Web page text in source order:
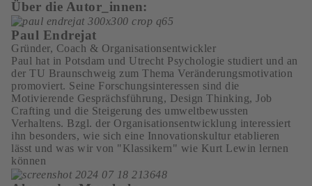
Über die Autor_innen:
Paul Endrejat
Gründer, Coach & Organisationsentwickler
Paul hat in Potsdam und Utrecht Psychologie studiert und an
der TU Braunschweig zum Thema Veränderungsmotivation
promoviert. Seine Forschungsinteressen sind die
Motivierende Gesprächsführung, Design Thinking, Job
Crafting und die Steigerung des umweltbewussten
Verhaltens. Bzgl. der Organisationsentwicklung interessiert
ihn besonders, wie sich eine Innovationskultur etablieren
lässt und was wir von "Klassikern" wie Kurt Lewin lernen
können